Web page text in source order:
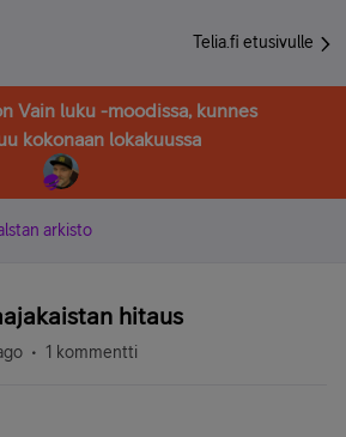
Telia.fi etusivulle
Vain luku -moodissa, kunnes
kokonaan lokakuussa
arkisto
hitaus
1 kommentti